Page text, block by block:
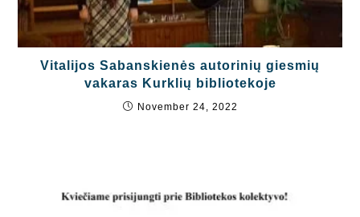
Vitalijos Sabanskienės autorinių giesmių
vakaras Kurklių bibliotekoje
November 24, 2022